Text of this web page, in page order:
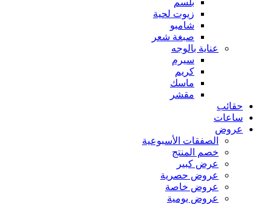
بلسم
زيوت لحية
شامبو
صبغة شعر
عناية بالوجه
سيرم
كريم
ماسك
مقشر
حقائب
ساعات
عروض
الصفقات الأسبوعية
خصم المنتج
عرض كبير
عروض حصرية
عروض خاصة
عروض يومية